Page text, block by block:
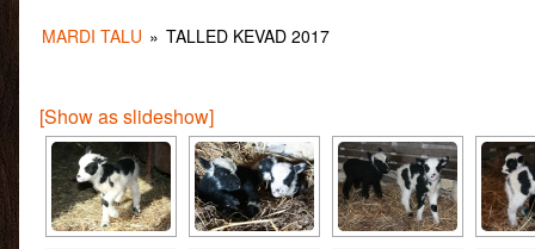
MARDI TALU » TALLED KEVAD 2017
[Show as slideshow]